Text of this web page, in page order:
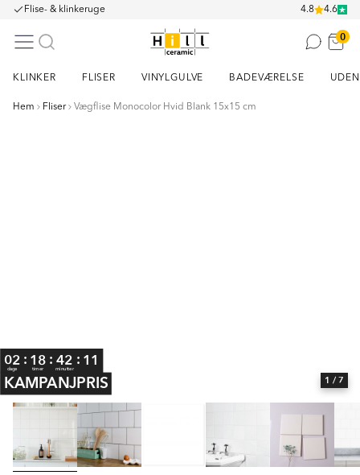
Flise- & klinkeruge 4.8 4.6
0
KLINKER FLISER VINYLGULVE BADEVÆRELSE
Hem Fliser Vægflise Monocolor Hvid Blank 15x15 cm
02
dage
: 18
timer
: 42
minutter
: 11
KAMPANJPRIS 1 / 7